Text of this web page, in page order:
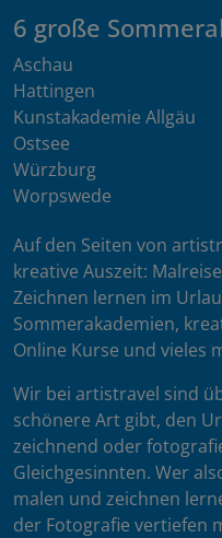
6 große
Aschau
Hattingen
Kunstakademie Allgäu
Ostsee
Würzburg
Worpswede
Auf den Seiten von
kreative Auszeit:
Zeichnen lernen im
Sommerakademien,
Online Kurse und vieles
Wir bei artistravel sind
schönere Art gibt, den
zeichnend oder
Gleichgesinnten. Wer
malen und zeichnen
der Fotografie vertiefen